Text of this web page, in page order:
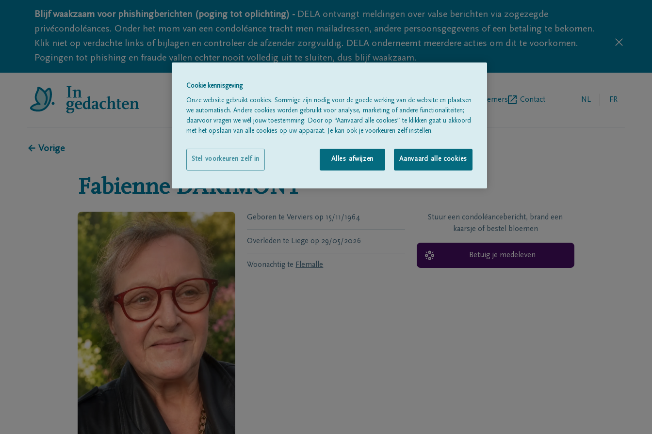
Blijf waakzaam voor phishingberichten (poging tot oplichting) - DELA ontvangt meldingen over valse berichten via zogezegde
privécondoléances. Onder het mom van een condoléance tracht men mailadressen, andere persoonsgegevens of een betaling te bekomen.
Klik niet op verdachte links of bijlagen en controleer de afzender zorgvuldig. DELA onderneemt meerdere acties om dit te voorkomen.
Pogingen tot phishing en fraude vallen echter nooit volledig uit te sluiten, dus blijf waakzaam.
Alle rouwberichtenOver onsBegrafenisondernemers Contact NL FR
← Vorige
Fabienne DARIMONT
Geboren te Verviers op 15/11/1964
Overleden te Liege op 29/05/2026
Woonachtig te Flemalle
Stuur een condoléancebericht, brand een
kaarsje of bestel bloemen
Betuig je medeleven
Cookie kennisgeving
Onze website gebruikt cookies. Sommige zijn nodig voor de goede werking van de website en plaatsen
we automatisch. Andere cookies worden gebruikt voor analyse, marketing of andere functionaliteiten;
daarvoor vragen we wél jouw toestemming. Door op “Aanvaard alle cookies” te klikken gaat u akkoord
met het opslaan van alle cookies op uw apparaat. Je kan ook je voorkeuren zelf instellen.
Alles afwijzen Aanvaard alle cookies
Stel voorkeuren zelf in